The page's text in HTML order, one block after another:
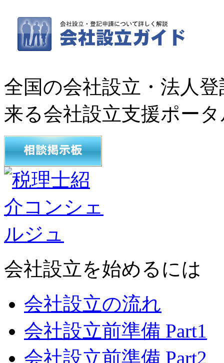
全国の会社設立・法人
来る会社設立支援ポー
会社設立を始めるには
会社設立の流れ
会社設立前準備 Part1
会社設立前準備 Part2